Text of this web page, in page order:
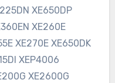
XE650DP
XE260E
XE270E XE650DK
XEP4006
XE2600G